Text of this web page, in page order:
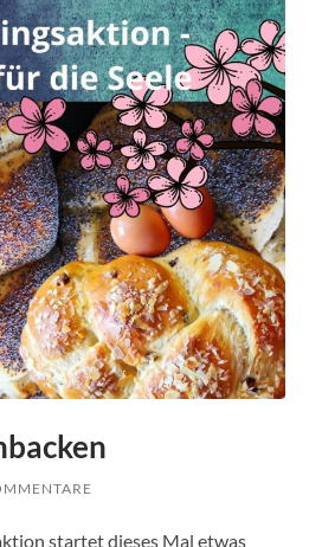
startet dieses Mal etwas